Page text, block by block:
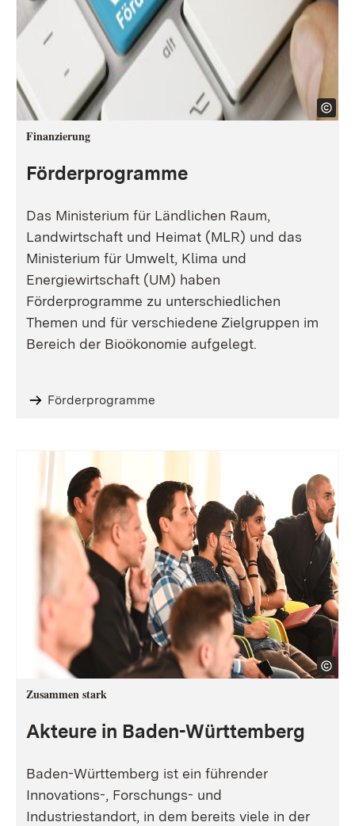
Finanzierung
Förderprogramme
Das Ministerium für Ländlichen Raum,
Landwirtschaft und Heimat (MLR) und das
Ministerium für Umwelt, Klima und
Energiewirtschaft (UM) haben
Förderprogramme zu unterschiedlichen
Themen und für verschiedene Zielgruppen im
Bereich der Bioökonomie aufgelegt.
Förderprogramme
Zusammen stark
Akteure in Baden-Württemberg
Baden-Württemberg ist ein führender
Innovations-, Forschungs- und
Industriestandort, in dem bereits viele in der